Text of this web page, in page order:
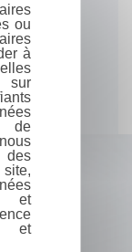
ou
à
sur
de
des
et
et